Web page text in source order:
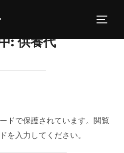
: 供養代
ドで保護されています。閲覧
を入力してください。